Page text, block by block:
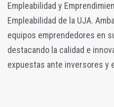
Empleabilidad y
Empleabilidad de la UJA.
equipos emprendedores en
destacando la calidad e
expuestas ante inversores y